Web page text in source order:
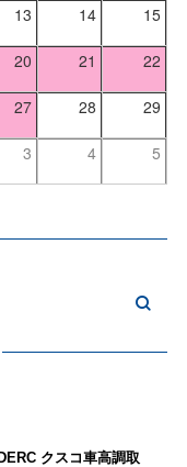
13 14 15
20 21 22
27 28 29
3 4 5
クスコ車高調取